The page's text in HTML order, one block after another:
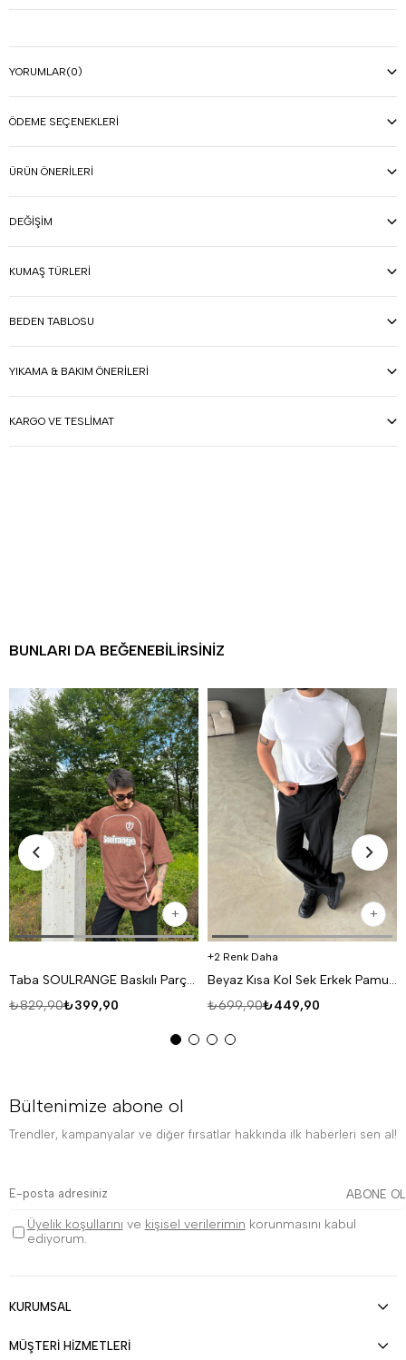
YORUMLAR(0)
ÖDEME SEÇENEKLERI
ÜRÜN ÖNERILERI
DEĞIŞIM
KUMAŞ TÜRLERI
BEDEN TABLOSU
YIKAMA & BAKIM ÖNERILERI
KARGO VE TESLIMAT
BUNLARI DA BEĞENEBILIRSINIZ
Taba SOULRANGE Baskılı Parçalı Oversize T-SHIRT PNC 1009
₺399,90
₺829,90
2 Renk Daha
Beyaz Kısa Kol Sek Erkek Pamuk Likralı T-SHİRT SC
₺449,90
₺699,90
Bültenimize abone ol
Trendler, kampanyalar ve diğer fırsatlar hakkında ilk haberleri sen al!
ABONE OL
Üyelik koşullarını ve kişisel verilerimin korunmasını kabul
ediyorum.
KURUMSAL
MÜŞTERİ HİZMETLERİ